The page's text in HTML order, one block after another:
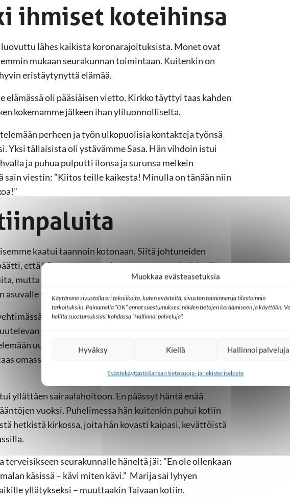
Muokkaa evästeasetuksia
Käytämme sivustolla eri tekniikoita, kuten evästeitä, sivuston toiminnan ja tilastoinnin
tarkoituksiin. Painamalla ”OK” annat suostumuksesi näiden tietojen keräämiseen ja käyttöön.
hallita suostumuksiasi kohdassa ”Hallinnoi palveluja”.
Hyväksy Kiellä Hallinnoi palveluja
EvästekäytäntöSansan tietosuoja- ja rekisteriseloste
ihmiset koteihinsa
lähes kaikista koronarajoituksista. Monet ovat
mukaan seurakunnan toimintaan. Kuitenkin on
eristäytynyttä elämää.
elämässä oli pääsiäisen vietto. Kirkko täyttyi taas kahden
kokemamme jälkeen ihan yliluonnolliselta.
perheen ja työn ulkopuolisia kontakteja työnsä
Yksi tällaisista oli ystävämme Sasa. Hän vihdoin istui
ja puhua pulputti ilonsa ja surunsa melkein
sain viestin: ”Kiitos teille kaikesta! Minulla on tänään niin
kaatui taannoin kotonaan. Siitä johtuneiden
että hänen on parempi muuttaa nyt vanhainkotiin.
mutta liikkuminen ja päivittäiset askareet olivat
vanhukselle.
ja hänen ainoa puheenaiheensa oli kotiin
mummon puheita tosissaan. Mummopa opetteli
uudelleen, yhtenä päivänä tilasi taksin ja palasi
omassa kodissaan ja suunnittelee seuraavaksi kirkkoon
yllättäen sairaalahoitoon. En päässyt häntä enää
vuoksi. Puhelimessa hän kuitenkin puhui kotiin
hetkistä kirkossa, joita hän kovasti kaipasi, kevättöistä
seurakunnalle häneltä jäi: ”En ole ollenkaan
käsissä – kävi miten kävi.” Marija sai lyhyen
yllätykseksi – muuttaakin Taivaan kotiin.